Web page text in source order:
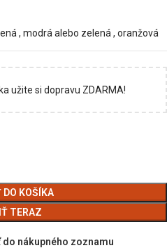
, modrá alebo zelená, oranžová
užite si dopravu ZDARMA!
DO KOŠÍKA
TERAZ
do nákupného zoznamu